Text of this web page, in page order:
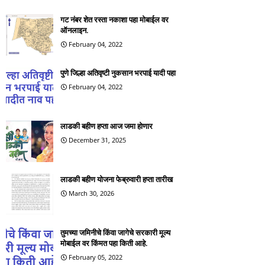
गट नंबर शेत रस्ता नकाशा पहा मोबाईल वर
ऑनलाइन.
February 04, 2022
पुणे जिल्हा अतिवृष्टी नुकसान भरपाई यादी पहा
February 04, 2022
लाडकी बहीण हप्ता आज जमा होणार
December 31, 2025
लाडकी बहीण योजना फेब्रुवारी हप्ता तारीख
March 30, 2026
तुमच्या जमिनीचे किंवा जागेचे सरकारी मूल्य
मोबाईल वर किंमत पहा किती आहे.
February 05, 2022